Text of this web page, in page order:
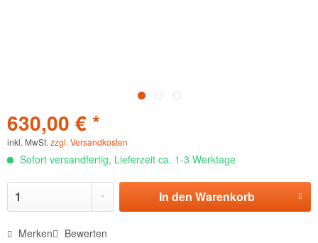
630,00 € *
inkl. MwSt. zzgl. Versandkosten
Sofort versandfertig, Lieferzeit ca. 1-3 Werktage
In den Warenkorb
Merken Bewerten